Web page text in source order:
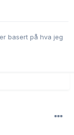
basert på hva jeg